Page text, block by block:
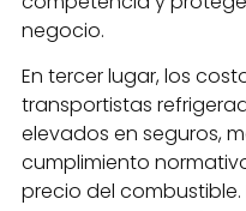
negocio.
En tercer lugar, los
transportistas
elevados en seguros,
cumplimiento
precio del